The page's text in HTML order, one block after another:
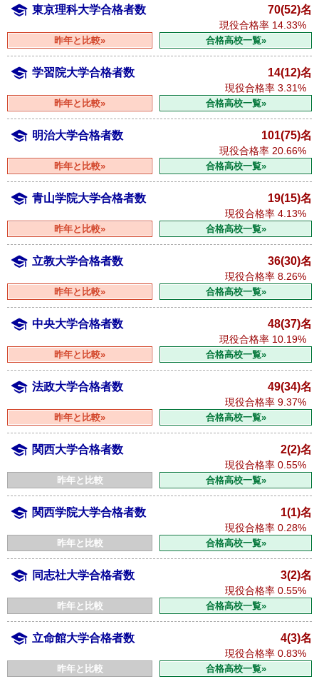
東京理科大学合格者数 70(52)名
現役合格率 14.33%
昨年と比較» 合格高校一覧»
学習院大学合格者数 14(12)名
現役合格率 3.31%
昨年と比較» 合格高校一覧»
明治大学合格者数 101(75)名
現役合格率 20.66%
昨年と比較» 合格高校一覧»
青山学院大学合格者数 19(15)名
現役合格率 4.13%
昨年と比較» 合格高校一覧»
立教大学合格者数 36(30)名
現役合格率 8.26%
昨年と比較» 合格高校一覧»
中央大学合格者数 48(37)名
現役合格率 10.19%
昨年と比較» 合格高校一覧»
法政大学合格者数 49(34)名
現役合格率 9.37%
昨年と比較» 合格高校一覧»
関西大学合格者数 2(2)名
現役合格率 0.55%
昨年と比較 合格高校一覧»
関西学院大学合格者数 1(1)名
現役合格率 0.28%
昨年と比較 合格高校一覧»
同志社大学合格者数 3(2)名
現役合格率 0.55%
昨年と比較 合格高校一覧»
立命館大学合格者数 4(3)名
現役合格率 0.83%
昨年と比較 合格高校一覧»